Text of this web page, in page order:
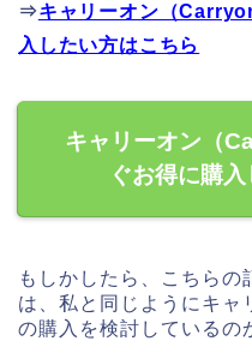
⇒キャリーオン（
入したい方はこちら
キャリーオン（
ぐお得に購
もしかしたら、こちら
は、私と同じようにキ
の購入を検討しているの